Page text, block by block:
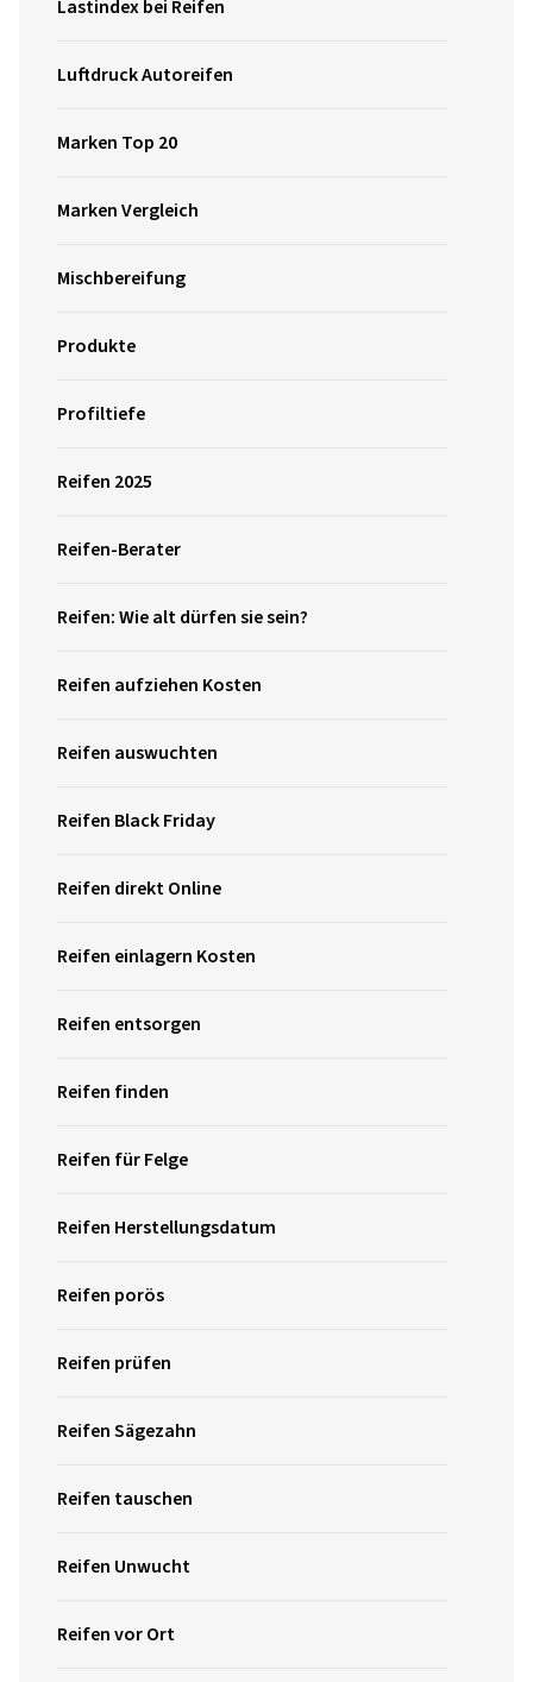
Lastindex bei Reifen
Luftdruck Autoreifen
Marken Top 20
Marken Vergleich
Mischbereifung
Produkte
Profiltiefe
Reifen 2025
Reifen-Berater
Reifen: Wie alt dürfen sie sein?
Reifen aufziehen Kosten
Reifen auswuchten
Reifen Black Friday
Reifen direkt Online
Reifen einlagern Kosten
Reifen entsorgen
Reifen finden
Reifen für Felge
Reifen Herstellungsdatum
Reifen porös
Reifen prüfen
Reifen Sägezahn
Reifen tauschen
Reifen Unwucht
Reifen vor Ort